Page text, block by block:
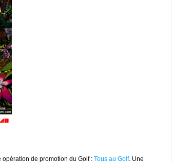
de promotion du Golf : Tous au Golf. Une